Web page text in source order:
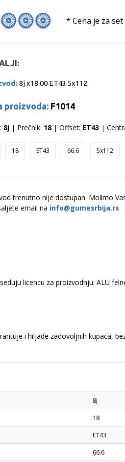
* Cena je za
8j x18.00 ET43 5x112
proizvoda: F1014
8j| Prečnik: 18| Offset: ET43 |
18 ET43 66.6 5x112
trenutno nije dostupan. Molimo
email na info@gumesrbija.rs
licencu za proizvodnju. ALU
i hiljade zadovoljnih kupaca,
8j
18
ET43
66.6